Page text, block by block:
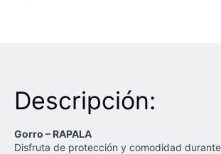
Descripción:
Gorro – RAPALA
Disfruta de protección y comodidad